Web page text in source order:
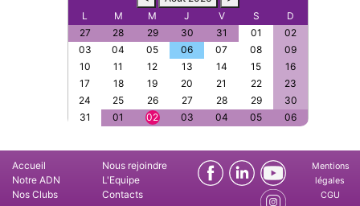
L
M M J V S
D
27
28 29 30 31 01
02
03
04 05 06 07 08
09
10
11 12 13 14 15
16
17
18 19 20 21 22
23
24
25 26 27 28 29
30
31
01 02 03 04 05 06
Accueil
Notre ADN
Nos Clubs
Nous rejoindre
L'Equipe
Contacts
Mentions
légales
CGU